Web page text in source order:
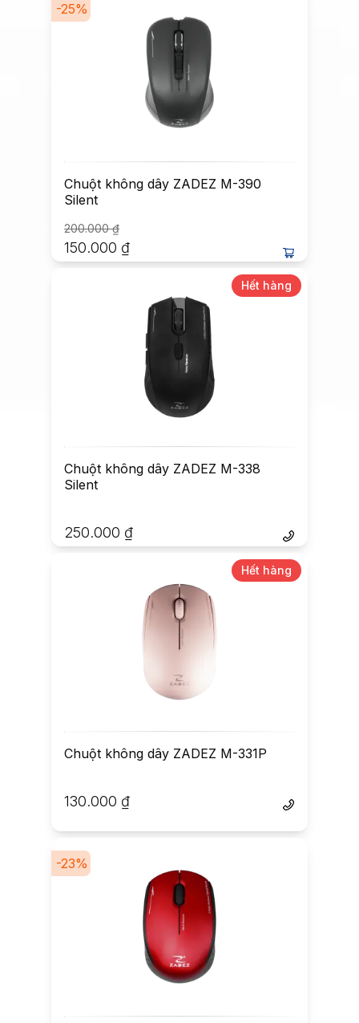
-25%
Chuột không dây ZADEZ M-390
Silent
200.000₫
150.000 ₫
Hết hàng
Chuột không dây ZADEZ M-338
Silent
250.000 ₫
Hết hàng
Chuột không dây ZADEZ M-331P
130.000 ₫
-23%